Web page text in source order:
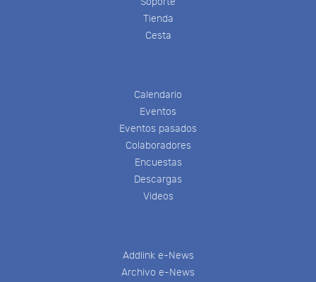
Tienda
Cesta
Calendario
Eventos
Eventos pasados
Colaboradores
Encuestas
Descargas
Videos
Addlink e-News
Archivo e-News